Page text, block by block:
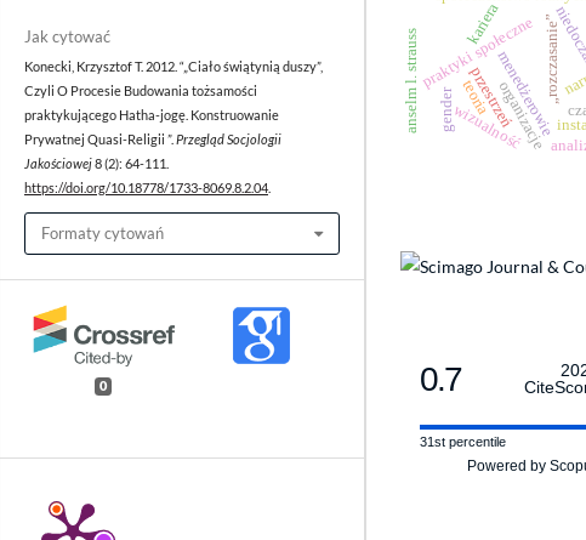
Jak cytować
Konecki, Krzysztof T. 2012. “„Ciało świątynią duszy”,
Czyli O Procesie Budowania tożsamości
praktykującego Hatha-jogę. Konstruowanie
Prywatnej Quasi-Religii ”. Przegląd Socjologii
Jakościowej8 (2): 64-111.
https://doi.org/10.18778/1733-8069.8.2.04.
Formaty cytowań
0
praktyki społeczne„rozczasanie”
kariera
menedżerowie
organizacje
przestrzeń
wizualność
gender
anselm l. strauss teoria
0.7
31st percentile
Powered by